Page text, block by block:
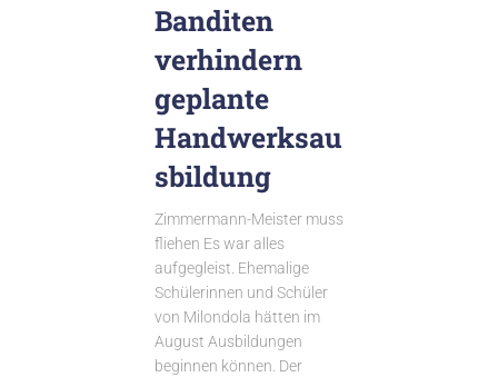
Banditen
verhindern
geplante
Handwerksau
sbildung
Zimmermann-Meister muss
fliehen Es war alles
aufgegleist. Ehemalige
Schülerinnen und Schüler
von Milondola hätten im
August Ausbildungen
beginnen können. Der